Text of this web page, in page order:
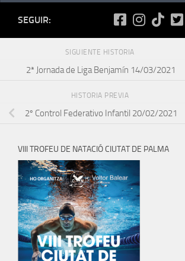
SEGUIR:
SIGUIENTE HISTORIA
2ª Jornada de Liga Benjamín 14/03/2021
HISTORIA PREVIA
2º Control Federativo Infantil 20/02/2021
VIII TROFEU DE NATACIÓ CIUTAT DE PALMA